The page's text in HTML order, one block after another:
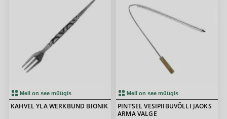
Meil on see müügis
KAHVEL YLA WERKBUND BIONIK
Meil on see müügis
PINTSEL VESIPIIBUVÕLLI JAOKS
ARMA VALGE